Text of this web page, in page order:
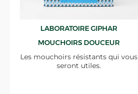
LABORATOIRE GIPHAR
MOUCHOIRS DOUCEUR
Les mouchoirs résistants qui vous
seront utiles.